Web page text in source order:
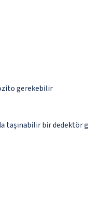
gerekebilir
taşınabilir bir